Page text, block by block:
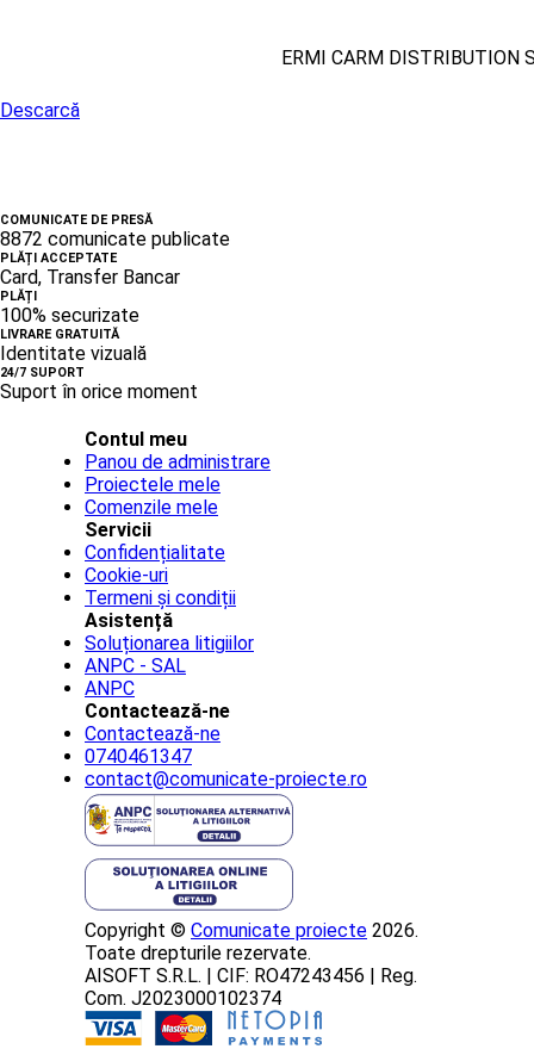
ERMI CARM DISTRIBUTION
Descarcă
COMUNICATE DE PRESĂ
8872 comunicate publicate
PLĂȚI ACCEPTATE
Card, Transfer Bancar
PLĂȚI
100% securizate
LIVRARE GRATUITĂ
Identitate vizuală
24/7 SUPORT
Suport în orice moment
Contul meu
Panou de administrare
Proiectele mele
Comenzile mele
Servicii
Confidențialitate
Cookie-uri
Termeni și condiții
Asistență
Soluționarea litigiilor
ANPC - SAL
ANPC
Contactează-ne
Contactează-ne
0740461347
contact@comunicate-proiecte.ro
Copyright © Comunicate proiecte 2026.
Toate drepturile rezervate.
AISOFT S.R.L. | CIF: RO47243456 | Reg.
Com. J2023000102374